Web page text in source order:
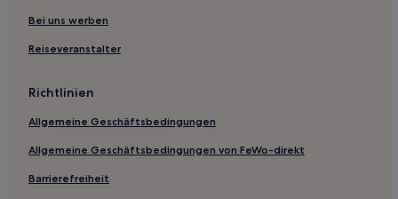
Hostels in Helsinki
Aparthotels in Helsinki
Bei uns werben
Reiseveranstalter
Richtlinien
Allgemeine Geschäftsbedingungen
Allgemeine Geschäftsbedingungen von FeWo-direkt
Barrierefreiheit